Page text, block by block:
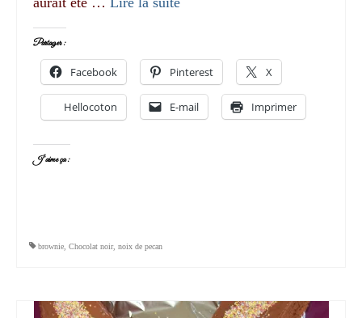
Partager :
Facebook Pinterest X
Hellocoton E-mail Imprimer
J’aime ça :
brownie Chocolat noir, noix de pecan